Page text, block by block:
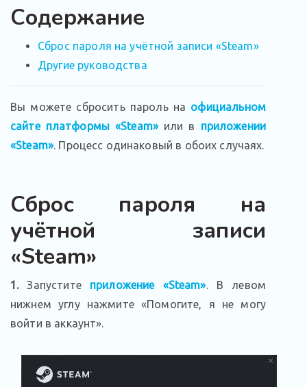
Содержание
Сброс пароля на учётной записи «Steam»
Другие руководства
Вы можете сбросить пароль на официальном
сайте платформы «Steam» или в приложении
«Steam». Процесс одинаковый в обоих случаях.
Сброс пароля на
учётной записи
«Steam»
1.Запустите приложение «Steam». В левом
нижнем углу нажмите «Помогите, я не могу
войти в аккаунт».